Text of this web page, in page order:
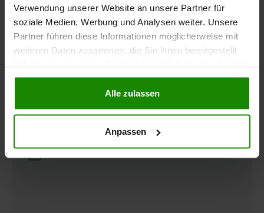
Verwendung unserer Website an unsere Partner für
soziale Medien, Werbung und Analysen weiter. Unsere
Partner führen diese Informationen möglicherweise mit
weiteren Daten zusammen, die Sie ihnen bereitgestellt
gesammelt haben.
Alle zulassen
Anpassen
Restnutzungsdauergutachten
eines DIN EN ISO / IEC 17024 zertifizierten
Sachverständigen auf ca. 20–30 Seiten
Bundesministerium für Finanzen (BMF)
Objektaufnahmetermin (Optional)